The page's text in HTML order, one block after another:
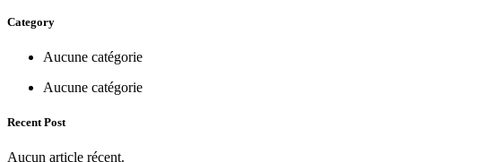
Category
Aucune catégorie
Aucune catégorie
Recent Post
Aucun article récent.